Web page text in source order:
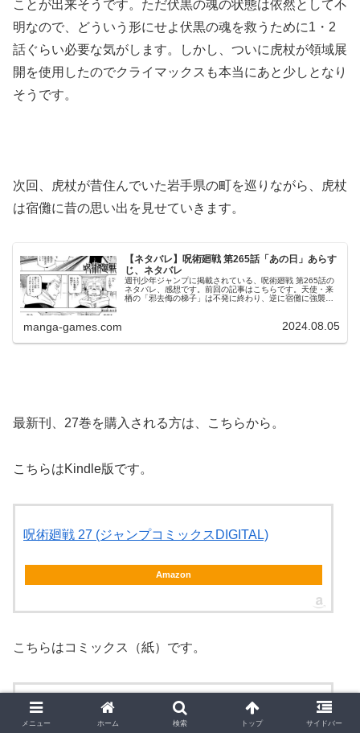
ことが出来そうです。ただ伏黒の魂の状態は依然として不
明なので、どういう形にせよ伏黒の魂を救うために1・2
話ぐらい必要な気がします。しかし、ついに虎杖が領域展
開を使用したのでクライマックスも本当にあと少しとなり
そうです。
次回、虎杖が昔住んでいた岩手県の町を巡りながら、虎杖
は宿儺に昔の思い出を見せていきます。
【ネタバレ】呪術廻戦 第265話「あの日」あらす
じ、ネタバレ
週刊少年ジャンプに掲載されている、呪術廻戦 第265話の
ネタバレ、感想です。前回の記事はこちらです。天使・来
栖の「邪去侮の梯子」は不発に終わり、逆に宿儺に強襲さ
manga-games.com 2024.08.05
最新刊、27巻を購入される方は、こちらから。
こちらはKindle版です。
呪術廻戦 27 (ジャンプコミックスDIGITAL)
Amazon
こちらはコミックス（紙）です。
呪術廻戦 27 (ジャンプコミックス)
メニュー ホーム 検索 トップ サイドバー